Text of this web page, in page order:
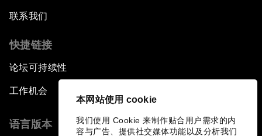
本网站使用 cookie
我们使用 Cookie 来制作贴合用户需求的内
容与广告、提供社交媒体功能以及分析我们
联系我们
快捷链接
论坛可持续性
工作机会
语言版本